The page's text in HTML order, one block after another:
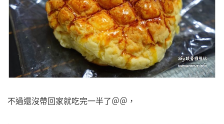
不過還沒帶回家就吃完一半了＠＠，